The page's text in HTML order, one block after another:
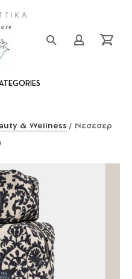
& Wellness / Νεσεσέρ